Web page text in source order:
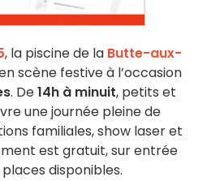
, la piscine de la Butte-aux-
scène festive à l’occasion
. De14h à minuit, petits et
une journée pleine de
familiales, show laser et
est gratuit, sur entrée
disponibles.